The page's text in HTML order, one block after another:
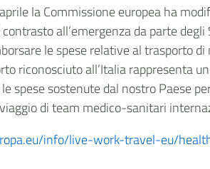
la Commissione europea ha
all’emergenza da parte
le spese relative al trasporto
riconosciuto all’Italia rappresenta
sostenute dal nostro Paese
di team medico-sanitari
info/live-work-travel-eu/